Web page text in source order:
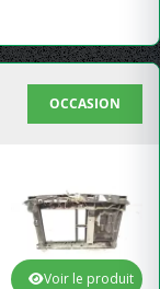
OCCASION
Voir le produit